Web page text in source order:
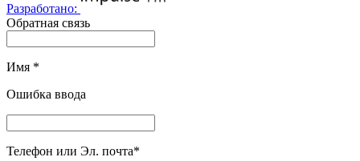
Разработано:
Обратная связь
Имя *
Ошибка ввода
Телефон или Эл. почта*